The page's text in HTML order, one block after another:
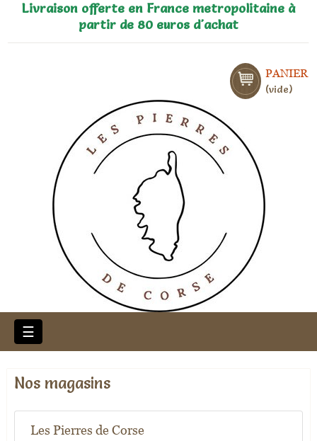
Livraison offerte en France metropolitaine à
partir de 80 euros d'achat
PANIER
vide
Basculer
la
☰
Nos magasins
Les Pierres de Corse